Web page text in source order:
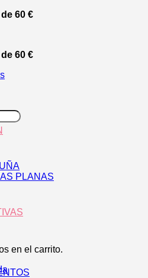
60 €
60 €
en el carrito.
PLANAS